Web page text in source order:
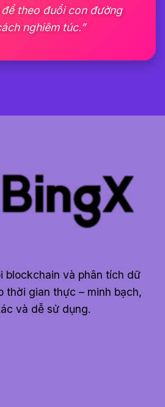
theo đuổi con đường
nghiêm túc.”
blockchain và phân tích dữ
thời gian thực – minh bạch,
và dễ sử dụng.